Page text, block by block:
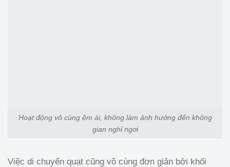
Hoạt động vô cùng êm ái, không làm ảnh hưởng đến không
gian nghỉ ngơi
Việc di chuyển quạt cũng vô cùng đơn giản bởi khối